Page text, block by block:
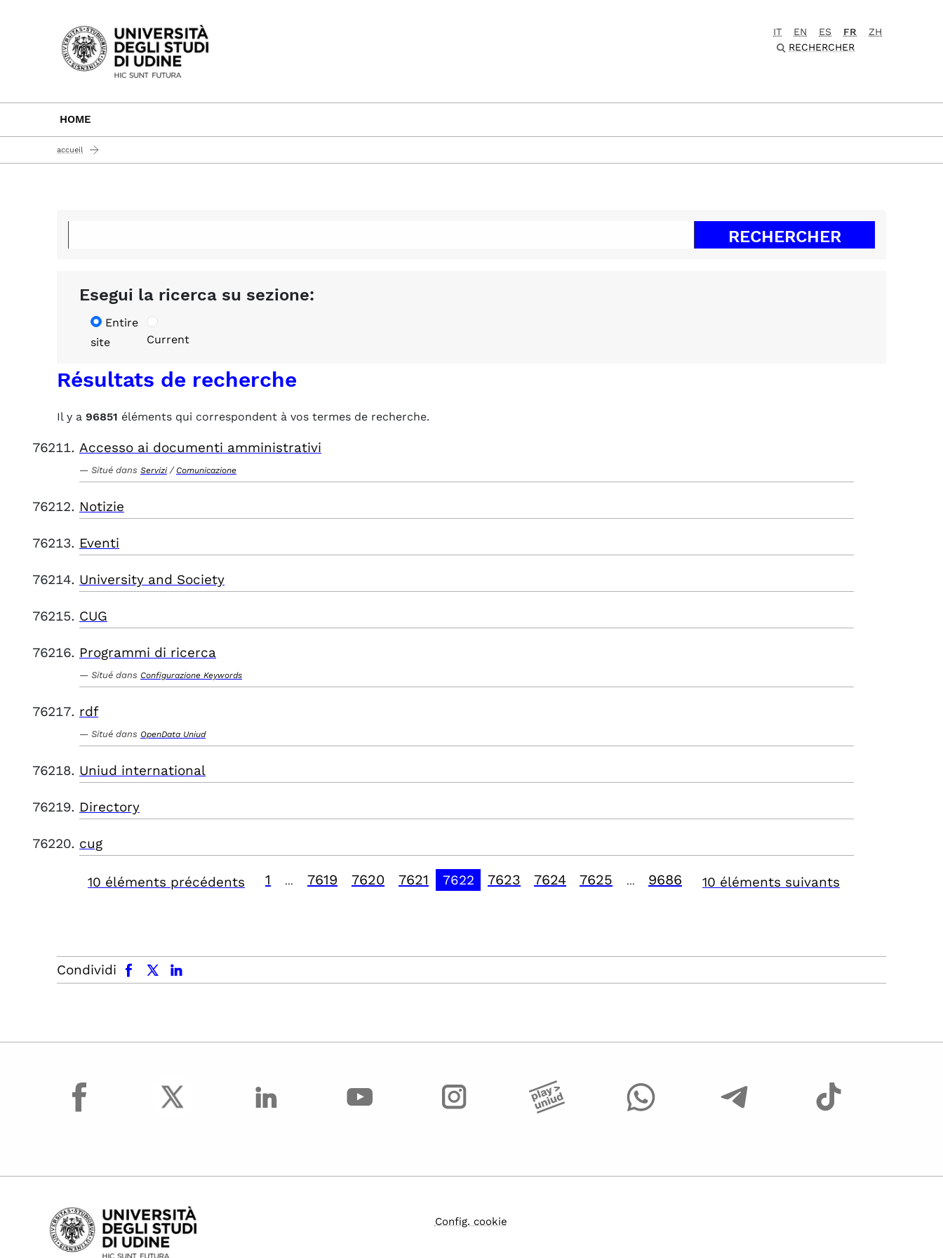
Passa al contenuto principale
IT EN ES FR
ZH
RECHERCHER
HOME
accueil
Esegui la ricerca su sezione:
Entire
site
Current
Résultats de recherche
Il y a 96851 éléments qui correspondent à vos termes de recherche.
Accesso ai documenti amministrativi
Situé dans Servizi / Comunicazione
Notizie
Eventi
University and Society
CUG
Programmi di ricerca
Situé dans Configurazione Keywords
rdf
Situé dans OpenData Uniud
Uniud international
Directory
cug
10 éléments précédents 1 7619 7620 7621 7622 7623 7624 7625 9686 10 éléments suivants
Condividi
facebook x.com linkedin
facebook
Config. cookie